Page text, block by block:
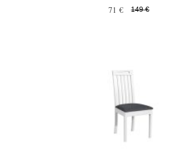
71 € 149 €